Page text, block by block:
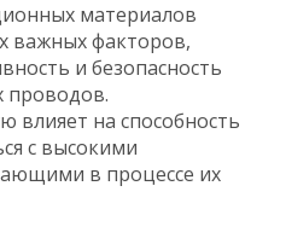
материалов
важных факторов,
и безопасность
проводов.
влияет на способность
с высокими
в процессе их